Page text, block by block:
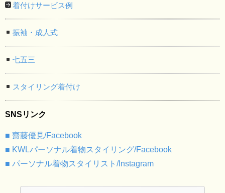
着付けサービス例
振袖・成人式
七五三
スタイリング着付け
SNSリンク
■ 齋藤優見/Facebook
■ KWLパーソナル着物スタイリング/Facebook
■ パーソナル着物スタイリスト/Instagram